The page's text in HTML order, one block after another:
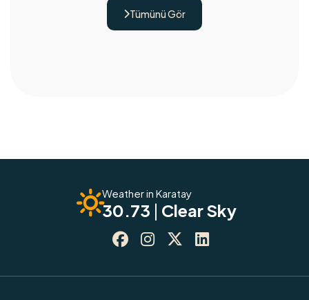
Tümünü Gör
Weather in Karatay
30.73 | Clear Sky
   